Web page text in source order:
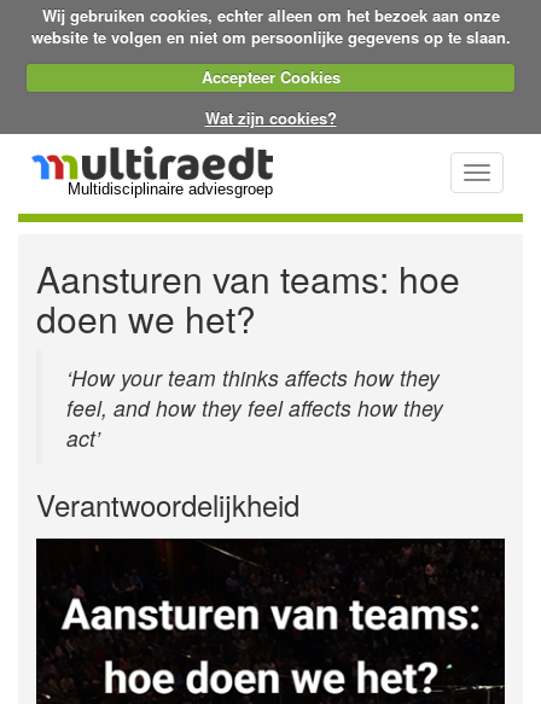
Wij gebruiken cookies, echter alleen om het bezoek aan onze
website te volgen en niet om persoonlijke gegevens op te slaan.
Accepteer Cookies
Wat zijn cookies?
Multidisciplinaire adviesgroep
Toggle
Aansturen van teams: hoe
doen we het?
‘How your team thinks affects how they
feel, and how they feel affects how they
act’
Verantwoordelijkheid